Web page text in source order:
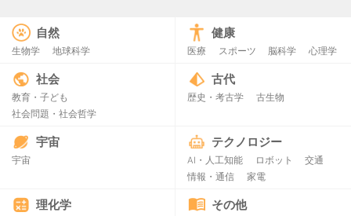
自然
生物学 地球科学
健康
医療 スポーツ 脳科学 心理学
社会
教育・子ども
社会問題・社会哲学
古代
歴史・考古学 古生物
宇宙
宇宙
テクノロジー
AI・人工知能 ロボット
交通
情報・通信
家電
理化学 その他